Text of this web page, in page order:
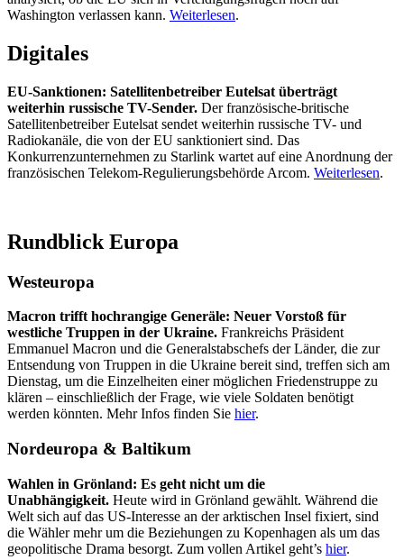
Washington verlassen kann. Weiterlesen.
Digitales
EU-Sanktionen: Satellitenbetreiber Eutelsat überträgt
weiterhin russische TV-Sender. Der französische-britische
Satellitenbetreiber Eutelsat sendet weiterhin russische TV- und
Radiokanäle, die von der EU sanktioniert sind. Das
Konkurrenzunternehmen zu Starlink wartet auf eine Anordnung der
französischen Telekom-Regulierungsbehörde Arcom. Weiterlesen.
Rundblick Europa
Westeuropa
Macron trifft hochrangige Generäle: Neuer Vorstoß für
westliche Truppen in der Ukraine. Frankreichs Präsident
Emmanuel Macron und die Generalstabschefs der Länder, die zur
Entsendung von Truppen in die Ukraine bereit sind, treffen sich am
Dienstag, um die Einzelheiten einer möglichen Friedenstruppe zu
klären – einschließlich der Frage, wie viele Soldaten benötigt
werden könnten. Mehr Infos finden Sie hier.
Nordeuropa & Baltikum
Wahlen in Grönland: Es geht nicht um die
Unabhängigkeit. Heute wird in Grönland gewählt. Während die
Welt sich auf das US-Interesse an der arktischen Insel fixiert, sind
die Wähler mehr um die Beziehungen zu Kopenhagen als um das
geopolitische Drama besorgt. Zum vollen Artikel geht’s hier.